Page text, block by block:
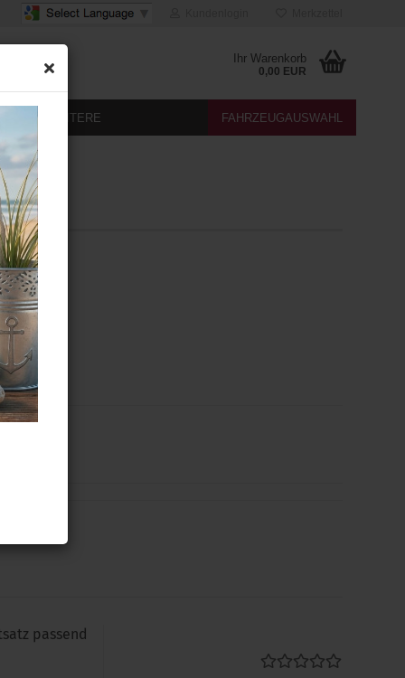
Ihr Warenkorb
0,00 EUR
FAHRZEUGAUSWAHL
WEITERE
passend